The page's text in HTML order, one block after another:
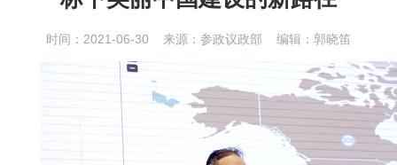
时间：2021-06-30 来源：参政议政部 编辑：郭晓笛